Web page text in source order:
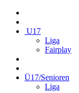
U17
Liga
Fairplay
Ü17/Senioren
Liga